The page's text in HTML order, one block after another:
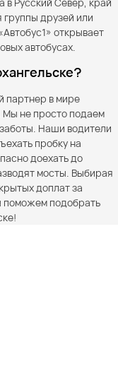
друзей или
открывает
автобусах.
партнер в мире
Мы не просто подаем
Наши водители
пробку на
доехать до
мосты. Выбирая
доплат за
поможем подобрать